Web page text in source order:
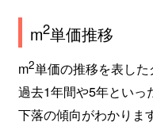
m2単価推移
m2単価の推移を表した
過去1年間や5年といっ
下落の傾向がわかりま